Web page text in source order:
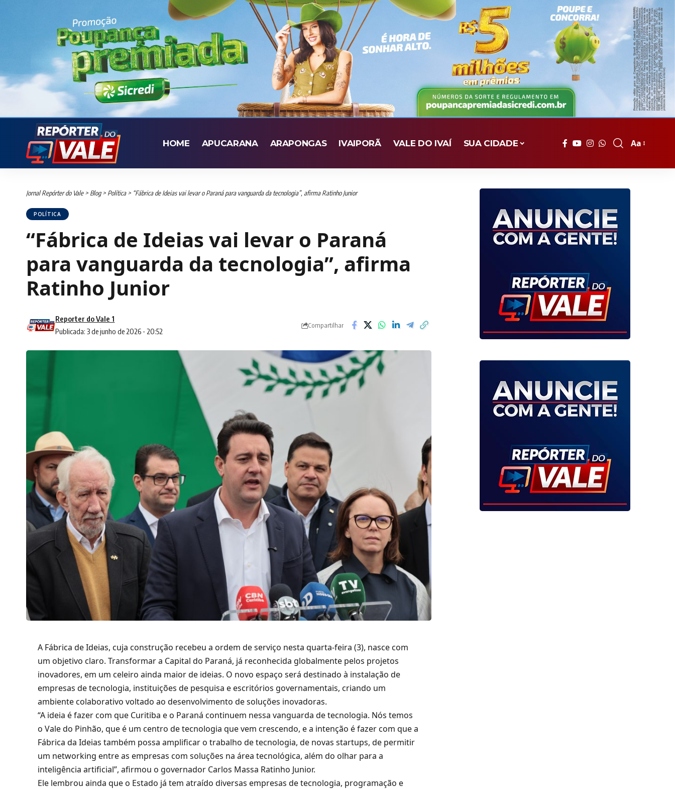
HOME APUCARANA ARAPONGAS IVAIPORÃ VALE DO IVAÍ SUA CIDADE
Font
Aa
Jornal Repórter do Vale> Blog> Política> “Fábrica de Ideias vai levar o Paraná para vanguarda da tecnologia”, afirma Ratinho Junior
POLÍTICA
“Fábrica de Ideias vai levar o Paraná
para vanguarda da tecnologia”, afirma
Ratinho Junior
Publicada: 3 de junho de 2026 - 20:52
Reporter do Vale 1
Compartilhar
A Fábrica de Ideias, cujaconstrução recebeu a ordem de serviço nesta quarta-feira (3), nasce com
um objetivo claro. Transformar a Capital do Paraná, já reconhecida globalmente pelos projetos
inovadores, em um celeiro ainda maior de ideias. O novo espaço será destinado à instalação de
empresas de tecnologia, instituições de pesquisa e escritórios governamentais, criando um
ambiente colaborativo voltado ao desenvolvimento de soluções inovadoras.
“A ideia é fazer com que Curitiba e o Paraná continuem nessa vanguarda de tecnologia. Nós temos
o Vale do Pinhão, que é um centro de tecnologia que vem crescendo, e a intenção é fazer com que a
Fábrica da Ideias também possa amplificar o trabalho de tecnologia, de novas startups, de permitir
um networking entre as empresas com soluções na área tecnológica, além do olhar para a
inteligência artificial”, afirmou o governador Carlos Massa Ratinho Junior.
Ele lembrou ainda que o Estado já tem atraído diversas empresas de tecnologia, programação e